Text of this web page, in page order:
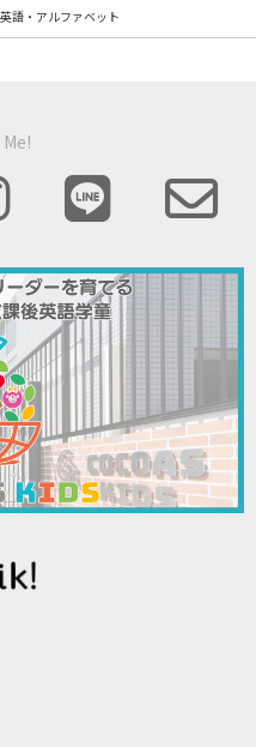
英語・アルファベット